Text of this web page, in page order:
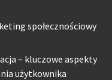
społecznościowy
– kluczowe aspekty
użytkownika